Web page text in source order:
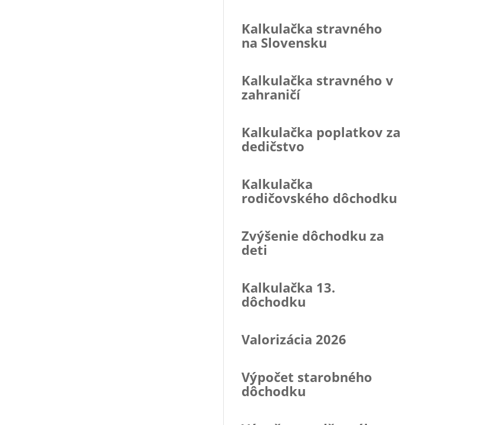
Kalkulačka stravného
na Slovensku
Kalkulačka stravného v
zahraničí
Kalkulačka poplatkov za
dedičstvo
Kalkulačka
rodičovského dôchodku
Zvýšenie dôchodku za
deti
Kalkulačka 13.
dôchodku
Valorizácia 2026
Výpočet starobného
dôchodku